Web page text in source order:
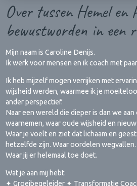
Over tussen Hemel en
bewustworden in een
Mijn naam is Caroline Denijs.
Ik werk voor mensen en ik coach met
Ik heb mijzelf mogen verrijken met
wijsheid werden, waarmee ik je
ander perspectief.
Naar een wereld die dieper is dan we
waarnemen, waar oude wijsheid en
Waar je voelt en ziet dat lichaam en
hetzelfde zijn. Waar oordelen
Waar jij er helemaal toe doet.
Wat je aan mij hebt:
✦ Groeibegeleider ✦ Transformatie